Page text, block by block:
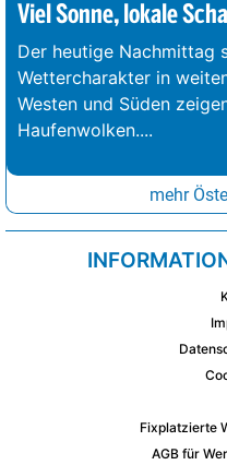
Viel Sonne, lokale
Der heutige Nachmittag
Wettercharakter in
Westen und Süden
Haufenwolken....
mehr
Fixplatzierte
AGB für